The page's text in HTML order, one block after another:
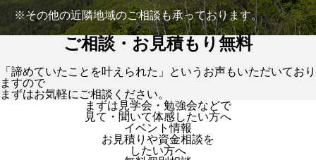
※その他の近隣地域のご相談も承っております。
ご相談・お見積もり無料
「諦めていたことを叶えられた」というお声もいただいており
ますので
まずはお気軽にご相談ください。
まずは見学会・勉強会などで
見て・聞いて体感したい方へ
イベント情報
お見積りや資金相談を
したい方へ